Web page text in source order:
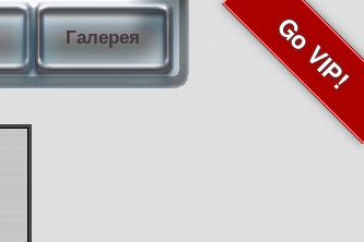
Галерея Go VIP!